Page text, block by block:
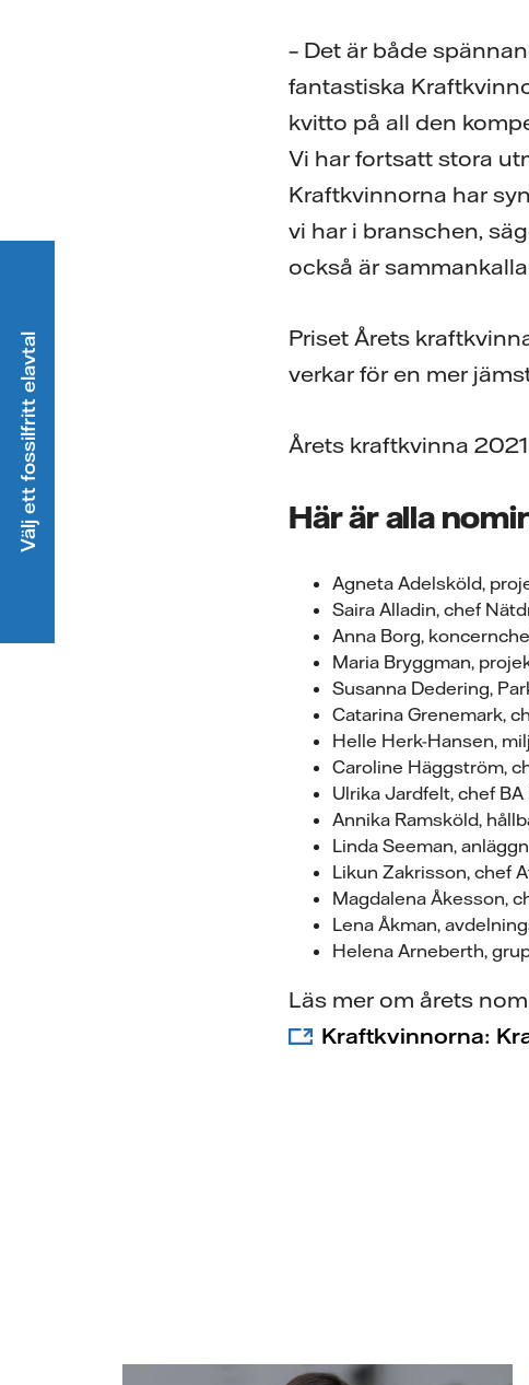
– Det är både
fantastiska
kvitto på all den
Vi har fortsatt stora
Kraftkvinnorna har
vi har i branschen,
också är
Priset Årets
verkar för en mer
Årets kraftkvinna
Här är alla
Agneta Adelsköld,
Saira Alladin, chef
Anna Borg,
Maria Bryggman,
Susanna Dedering,
Catarina Grenemark,
Helle Herk-Hansen,
Caroline Häggström,
Ulrika Jardfelt, chef BA
Annika Ramsköld,
Linda Seeman,
Likun Zakrisson, chef
Magdalena Åkesson,
Lena Åkman,
Helena Arneberth,
Läs mer om årets
Kraftkvinnorna:
Välj ett fossilfritt elavtal